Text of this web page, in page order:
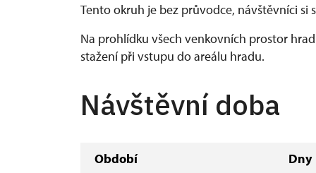
Tento okruh je bez průvodce, návštěvníci si
Na prohlídku všech venkovních prostor
stažení při vstupu do areálu hradu.
Návštěvní doba
Období Dny